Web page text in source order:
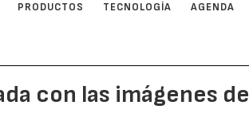
PRODUCTOS TECNOLOGÍA AGENDA
con las imágenes